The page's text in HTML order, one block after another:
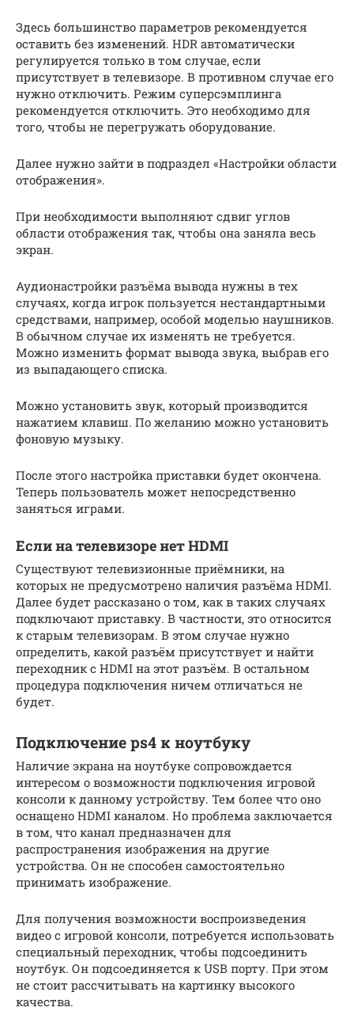
Здесь большинство параметров рекомендуется
оставить без изменений. HDR автоматически
регулируется только в том случае, если
присутствует в телевизоре. В противном случае его
нужно отключить. Режим суперсэмплинга
рекомендуется отключить. Это необходимо для
того, чтобы не перегружать оборудование.
Далее нужно зайти в подраздел «Настройки области
отображения».
При необходимости выполняют сдвиг углов
области отображения так, чтобы она заняла весь
экран.
Аудионастройки разъёма вывода нужны в тех
случаях, когда игрок пользуется нестандартными
средствами, например, особой моделью наушников.
В обычном случае их изменять не требуется.
Можно изменить формат вывода звука, выбрав его
из выпадающего списка.
Можно установить звук, который производится
нажатием клавиш. По желанию можно установить
фоновую музыку.
После этого настройка приставки будет окончена.
Теперь пользователь может непосредственно
заняться играми.
Если на телевизоре нет HDMI
Существуют телевизионные приёмники, на
которых не предусмотрено наличия разъёма HDMI.
Далее будет рассказано о том, как в таких случаях
подключают приставку. В частности, это относится
к старым телевизорам. В этом случае нужно
определить, какой разъём присутствует и найти
переходник с HDMI на этот разъём. В остальном
процедура подключения ничем отличаться не
будет.
Подключение ps4 к ноутбуку
Наличие экрана на ноутбуке сопровождается
интересом о возможности подключения игровой
консоли к данному устройству. Тем более что оно
оснащено HDMI каналом. Но проблема заключается
в том, что канал предназначен для
распространения изображения на другие
устройства. Он не способен самостоятельно
принимать изображение.
Для получения возможности воспроизведения
видео с игровой консоли, потребуется использовать
специальный переходник, чтобы подсоединить
ноутбук. Он подсоединяется к USB порту. При этом
не стоит рассчитывать на картинку высокого
качества.